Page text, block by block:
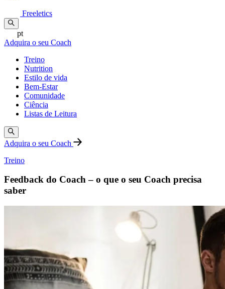
Freeletics
pt
Adquira o seu Coach
Treino
Nutrition
Estilo de vida
Bem-Estar
Comunidade
Ciência
Listas de Leitura
Adquira o seu Coach
Treino
Feedback do Coach – o que o seu Coach precisa
saber